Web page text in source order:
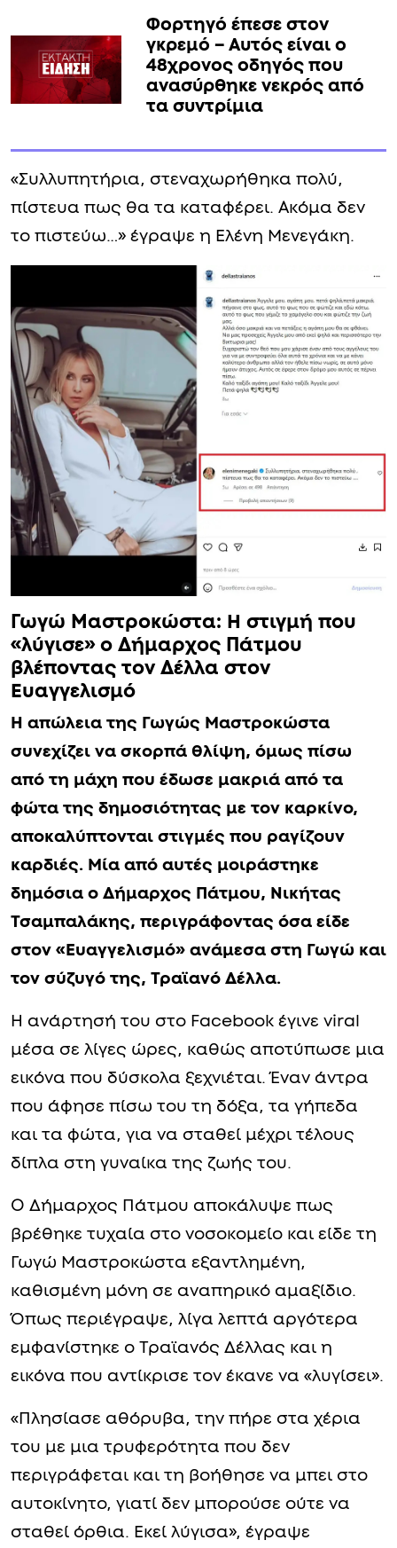
Φορτηγό έπεσε στον
γκρεμό – Αυτός είναι ο
48χρονος οδηγός που
ανασύρθηκε νεκρός από
τα συντρίμια
«Συλλυπητήρια, στεναχωρήθηκα πολύ,
πίστευα πως θα τα καταφέρει. Ακόμα δεν
το πιστεύω…» έγραψε η Ελένη Μενεγάκη.
Γωγώ Μαστροκώστα: Η στιγμή που
«λύγισε» ο Δήμαρχος Πάτμου
βλέποντας τον Δέλλα στον
Ευαγγελισμό
Η απώλεια της Γωγώς Μαστροκώστα
συνεχίζει να σκορπά θλίψη, όμως πίσω
από τη μάχη που έδωσε μακριά από τα
φώτα της δημοσιότητας με τον καρκίνο,
αποκαλύπτονται στιγμές που ραγίζουν
καρδιές. Μία από αυτές μοιράστηκε
δημόσια ο Δήμαρχος Πάτμου, Νικήτας
Τσαμπαλάκης, περιγράφοντας όσα είδε
στον «Ευαγγελισμό» ανάμεσα στη Γωγώ και
τον σύζυγό της, Τραϊανό Δέλλα.
Η ανάρτησή του στο Facebook έγινε viral
μέσα σε λίγες ώρες, καθώς αποτύπωσε μια
εικόνα που δύσκολα ξεχνιέται. Έναν άντρα
που άφησε πίσω του τη δόξα, τα γήπεδα
και τα φώτα, για να σταθεί μέχρι τέλους
δίπλα στη γυναίκα της ζωής του.
Ο Δήμαρχος Πάτμου αποκάλυψε πως
βρέθηκε τυχαία στο νοσοκομείο και είδε τη
Γωγώ Μαστροκώστα εξαντλημένη,
καθισμένη μόνη σε αναπηρικό αμαξίδιο.
Όπως περιέγραψε, λίγα λεπτά αργότερα
εμφανίστηκε ο Τραϊανός Δέλλας και η
εικόνα που αντίκρισε τον έκανε να «λυγίσει».
«Πλησίασε αθόρυβα, την πήρε στα χέρια
του με μια τρυφερότητα που δεν
περιγράφεται και τη βοήθησε να μπει στο
αυτοκίνητο, γιατί δεν μπορούσε ούτε να
σταθεί όρθια. Εκεί λύγισα», έγραψε